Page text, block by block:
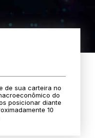
de sua carteira no
do
posicionar diante
10